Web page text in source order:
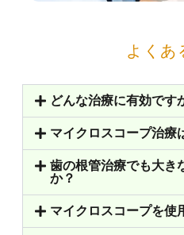
よくあ
どんな治療に有効です
マイクロスコープ治療
歯の根管治療でも大き
か？
マイクロスコープを使